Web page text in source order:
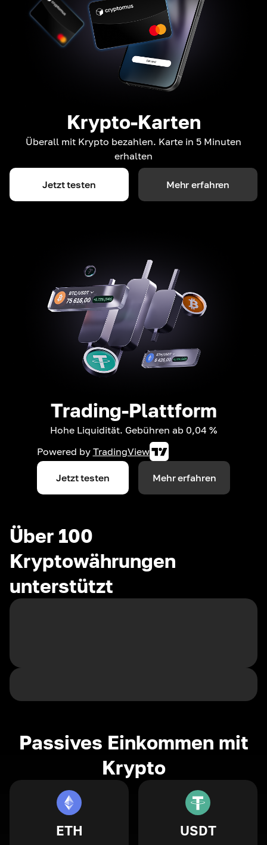
Krypto-Karten
Überall mit Krypto bezahlen. Karte in 5 Minuten
erhalten
Jetzt testen Mehr erfahren
Trading-Plattform
Hohe Liquidität. Gebühren ab 0,04 %
Powered by TradingView
Jetzt testen Mehr erfahren
Über 100
Kryptowährungen
unterstützt
Passives Einkommen mit
Krypto
ETH USDT